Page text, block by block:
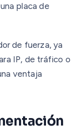
placa de
de fuerza, ya
IP, de tráfico o
ventaja